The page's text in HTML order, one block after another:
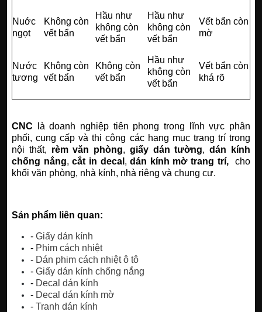
Nuớc
ngọt
Không còn
vết bẩn
Hầu như
không còn
vết bẩn
Hầu như
không còn
vết bẩn
Vết bẩn còn
mờ
Nước
tương
Không còn
vết bẩn
Không còn
vết bẩn
Hầu như
không còn
vết bẩn
Vết bẩn còn
khá rõ
CNC là doanh nghiệp tiên phong trong lĩnh vực phân
phối, cung cấp và thi công các hạng mục trang trí trong
nội thất, rèm văn phòng, giấy dán tường,dán kính
chống nắng,cắt in decal ,dán kính mờ trang trí,
cho
khối văn phòng, nhà kính, nhà riêng và chung cư.
Sản phẩm liên quan:
- Giấy dán kính
- Phim cách nhiệt
- Dán phim cách nhiệt ô tô
- Giấy dán kính chống nắng
- Decal dán kính
- Decal dán kính mờ
- Tranh dán kính